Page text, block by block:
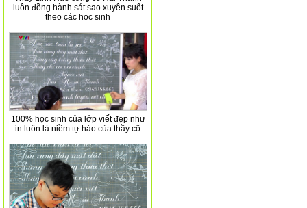
luôn đồng hành sát sao xuyên suốt
theo các học sinh
100% học sinh của lớp viết đẹp như
in luôn là niềm tự hào của thầy cô